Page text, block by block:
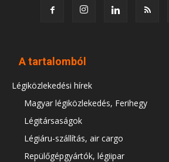
A tartalomból
Légiközlekedési hírek
Magyar légiközlekedés, Ferihegy
Légitársaságok
Légiáru-szállítás, air cargo
Repülőgépgyártók, légiipar